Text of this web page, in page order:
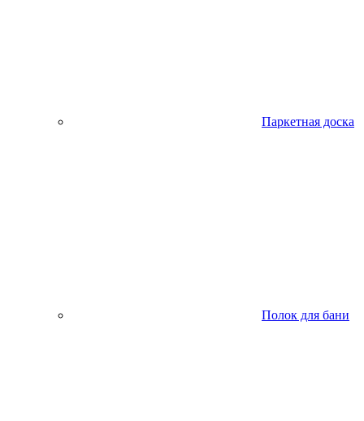
Паркетная доска
Полок для бани